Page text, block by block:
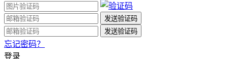
忘记密码？
登录